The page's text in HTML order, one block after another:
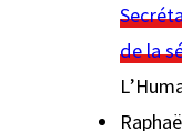
de la